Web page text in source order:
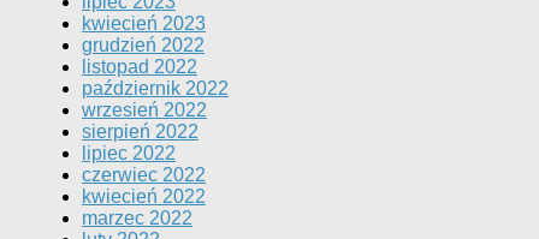
kwiecień 2023
grudzień 2022
listopad 2022
październik 2022
wrzesień 2022
sierpień 2022
lipiec 2022
czerwiec 2022
kwiecień 2022
marzec 2022